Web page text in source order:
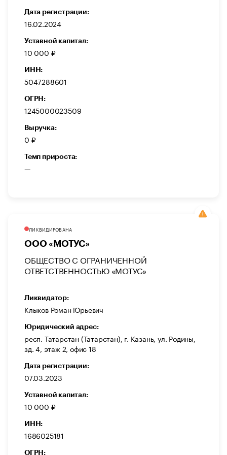
Дата регистрации:
16.02.2024
Уставной капитал:
10 000 ₽
ИНН:
5047288601
ОГРН:
1245000023509
Выручка:
0 ₽
Темп прироста:
—
ЛИКВИДИРОВАНА
ООО «МОТУС»
ОБЩЕСТВО С ОГРАНИЧЕННОЙ
ОТВЕТСТВЕННОСТЬЮ «МОТУС»
Ликвидатор:
Клыков Роман Юрьевич
Юридический адрес:
респ. Татарстан (Татарстан), г. Казань, ул. Родины,
зд. 4, этаж 2, офис 18
Дата регистрации:
07.03.2023
Уставной капитал:
10 000 ₽
ИНН:
1686025181
ОГРН: